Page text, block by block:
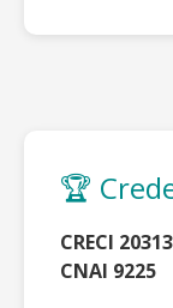
🏆
CRECI 20313
CNAI 9225